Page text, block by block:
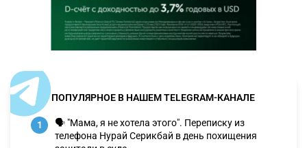
ПОПУЛЯРНОЕ В НАШЕМ TELEGRAM-КАНАЛЕ
1
🗣 "Мама, я не хотела этого". Переписку из
телефона Нурай Серикбай в день похищения